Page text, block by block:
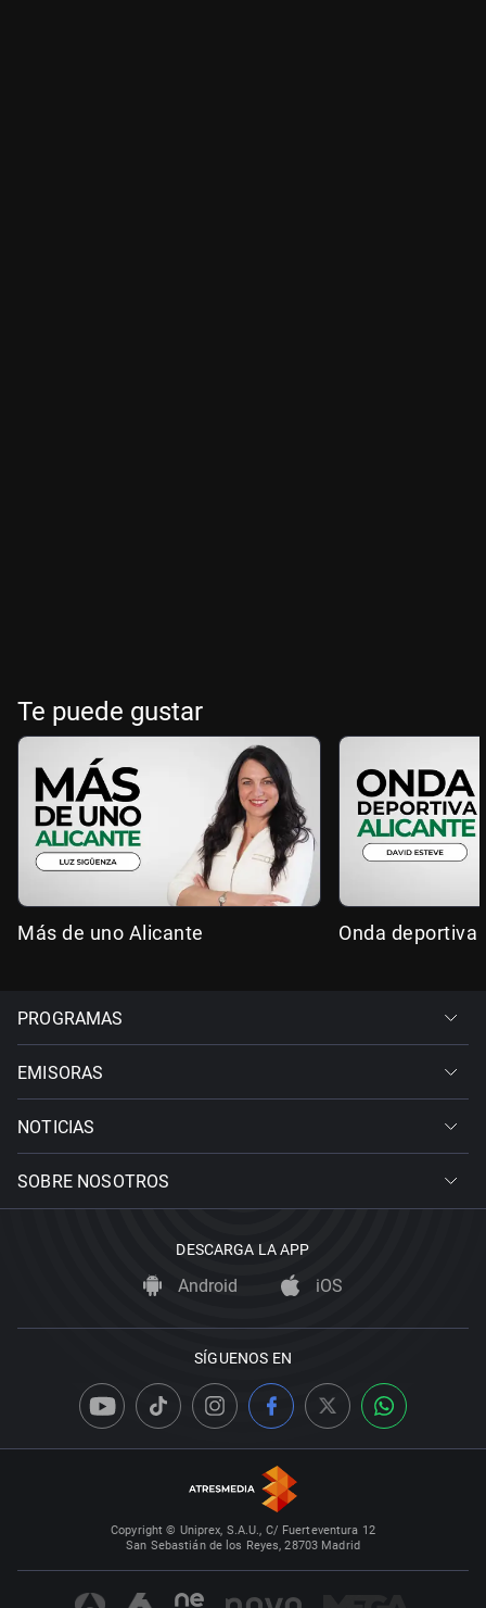
Te puede gustar
Más de uno Alicante Onda deportiva
PROGRAMAS
EMISORAS
NOTICIAS
SOBRE NOSOTROS
DESCARGA LA APP
Android iOS
SÍGUENOS EN
Copyright © Uniprex, S.A.U., C/ Fuerteventura 12
San Sebastián de los Reyes, 28703 Madrid